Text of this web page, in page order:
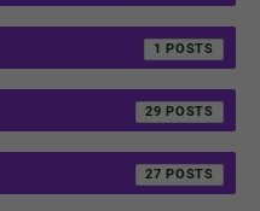
1
29
27